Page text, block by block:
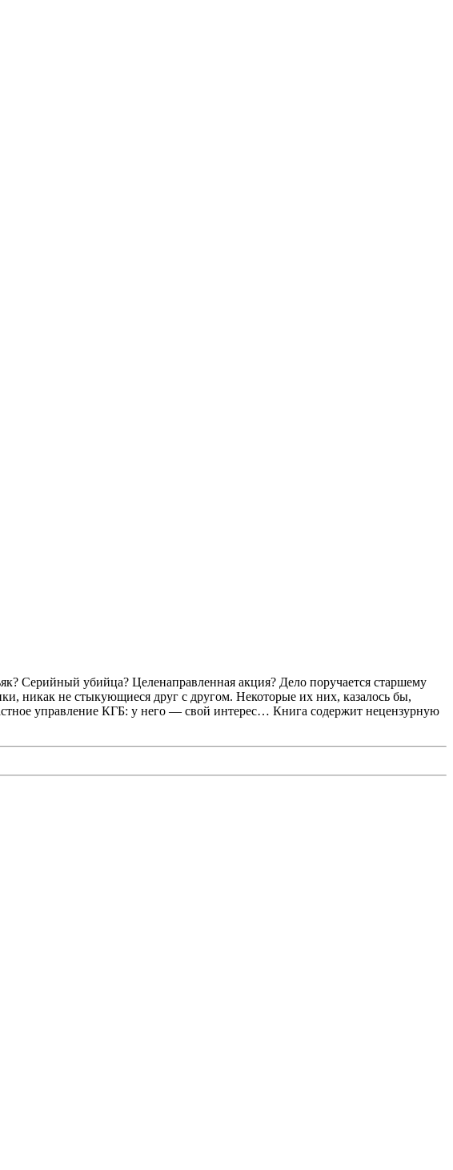
Серийный убийца? Целенаправленная акция? Дело поручается старшему
никак не стыкующиеся друг с другом. Некоторые их них, казалось бы,
управление КГБ: у него — свой интерес… Книга содержит нецензурную